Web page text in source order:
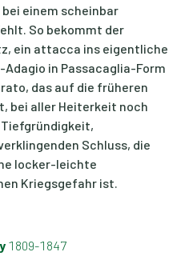
einem scheinbar
So bekommt der
ein attacca ins eigentliche
in Passacaglia-Form
das auf die früheren
bei aller Heiterkeit noch
Tiefgründigkeit,
Schluss, die
locker-leichte
Kriegsgefahr ist.
1809-1847